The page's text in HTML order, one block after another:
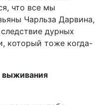
что все мы
Чарльза Дарвина,
дурных
который тоже когда-
выживания